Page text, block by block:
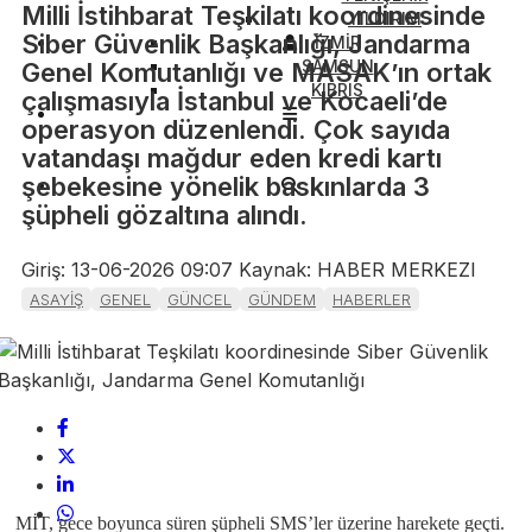
YILDIRIM
İZMİR
SAMSUN
KIBRIS
Milli İstihbarat Teşkilatı koordinesinde
Siber Güvenlik Başkanlığı, Jandarma
Genel Komutanlığı ve MASAK’ın ortak
çalışmasıyla İstanbul ve Kocaeli’de
operasyon düzenlendi. Çok sayıda
vatandaşı mağdur eden kredi kartı
şebekesine yönelik baskınlarda 3
şüpheli gözaltına alındı.
Giriş: 13-06-2026 09:07 Kaynak: HABER MERKEZI
ASAYİŞ GENEL GÜNCEL GÜNDEM HABERLER
MİT, gece boyunca süren şüpheli SMS’ler üzerine harekete geçti.